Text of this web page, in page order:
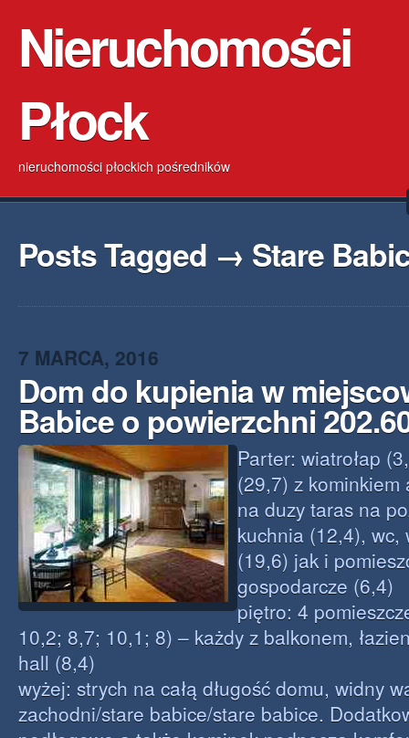
Nieruchomości
Płock
nieruchomości płockich pośredników
Posts Tagged → Stare
7 MARCA, 2016
Dom do kupienia w
Babice o powierzchni
Parter: wiatrołap
(29,7) z kominkiem
na duzy taras na
kuchnia (12,4), wc,
(19,6) jak i
gospodarcze (6,4)
piętro: 4
10,2; 8,7; 10,1; 8) – każdy z balkonem,
hall (8,4)
wyżej: strych na całą długość domu, widny
zachodni/stare babice/stare babice.